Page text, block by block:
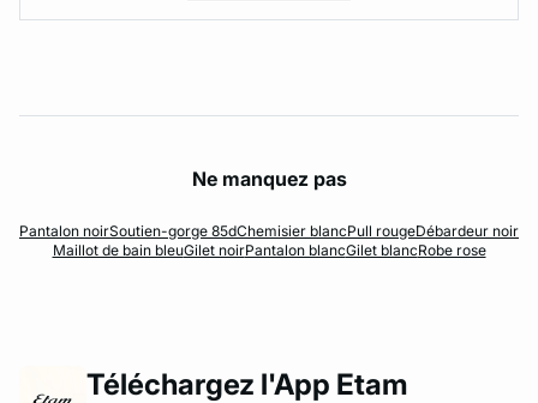
Ne manquez pas
Pantalon noirSoutien-gorge 85dChemisier blancPull rougeDébardeur noir
Maillot de bain bleuGilet noirPantalon blancGilet blancRobe rose
Téléchargez l'App Etam